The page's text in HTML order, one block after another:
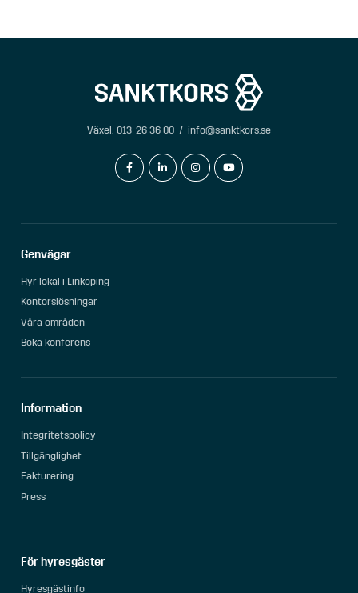
Växel: 013-26 36 00 / info@sanktkors.se
facebook-flinkedin-ininstagramyoutube
Genvägar
Hyr lokal i Linköping
Kontorslösningar
Våra områden
Boka konferens
Information
Integritetspolicy
Tillgänglighet
Fakturering
Press
För hyresgäster
Hyresgästinfo